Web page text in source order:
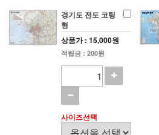
경기도 전도 코팅
형
상품가 : 15,000원
적립금 : 200원
사이즈선택